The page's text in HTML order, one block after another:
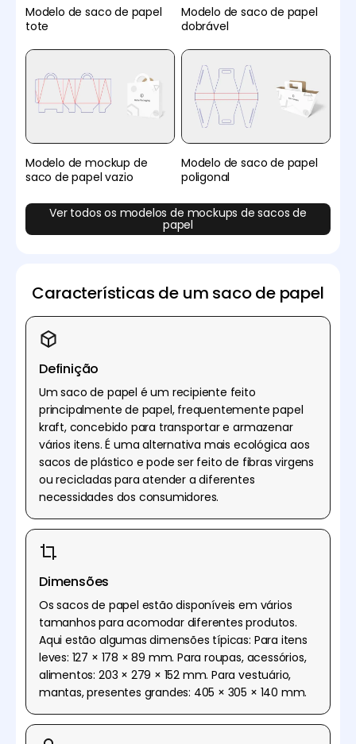
Modelo de saco de papel
tote
Modelo de saco de papel
dobrável
Modelo de mockup de
saco de papel vazio
Modelo de saco de papel
poligonal
Ver todos os modelos de mockups de sacos de
papel
Características de um saco de papel
Definição
Um saco de papel é um recipiente feito
principalmente de papel, frequentemente papel
kraft, concebido para transportar e armazenar
vários itens. É uma alternativa mais ecológica aos
sacos de plástico e pode ser feito de fibras virgens
ou recicladas para atender a diferentes
necessidades dos consumidores.
Dimensões
Os sacos de papel estão disponíveis em vários
tamanhos para acomodar diferentes produtos.
Aqui estão algumas dimensões típicas: Para itens
leves: 127 × 178 × 89 mm. Para roupas, acessórios,
alimentos: 203 × 279 × 152 mm. Para vestuário,
mantas, presentes grandes: 405 × 305 × 140 mm.